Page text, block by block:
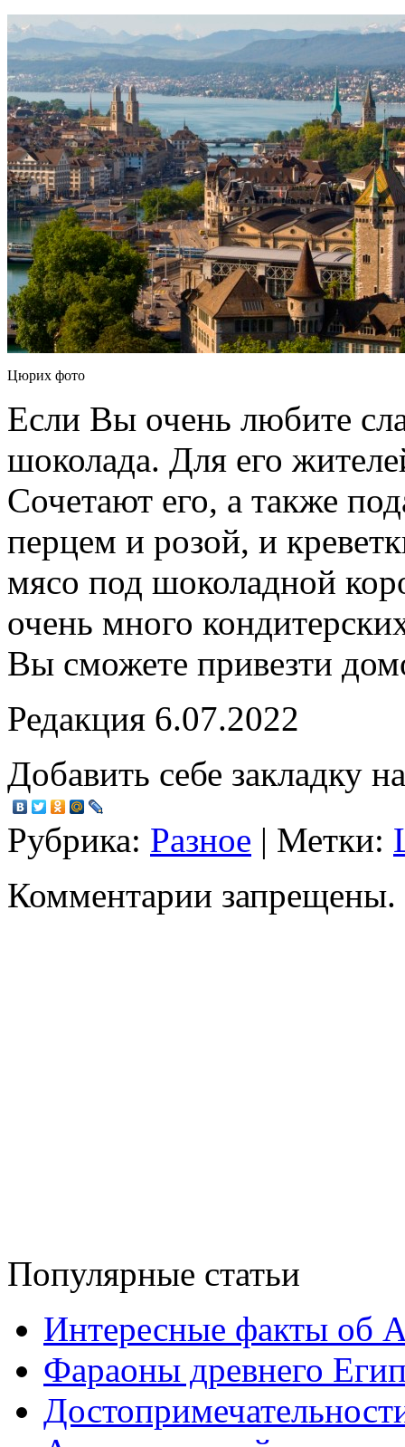
Цюрих фото
Если Вы очень любите
шоколада. Для его
Сочетают его, а также
перцем и розой, и
мясо под шоколадной
очень много
Вы сможете привезти
Редакция 6.07.2022
Добавить себе закладку
Рубрика: Разное | Метки:
Комментарии запрещены.
Популярные статьи
Интересные факты об
Фараоны древнего